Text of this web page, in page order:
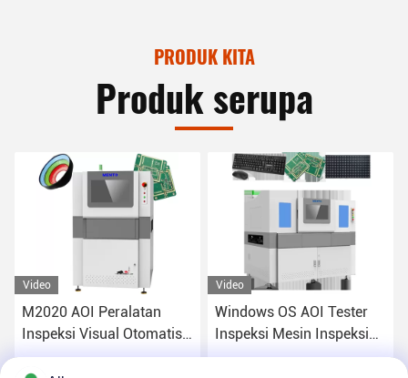
PRODUK KITA
Produk serupa
Video
M2020 AOI Peralatan
Inspeksi Visual Otomatis
Dalam SMT
Video
Windows OS AOI Tester
Inspeksi Mesin Inspeksi
PCB 2D 3D